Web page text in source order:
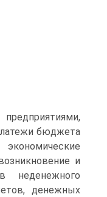
бюджета
и
неденежного
денежных